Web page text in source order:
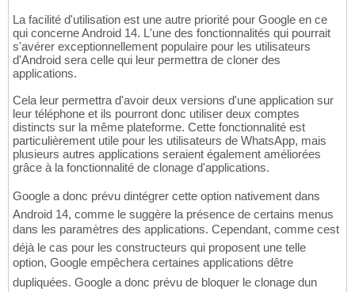
La facilité d'utilisation est une autre priorité pour Google en ce
qui concerne Android 14. L'une des fonctionnalités qui pourrait
s'avérer exceptionnellement populaire pour les utilisateurs
d'Android sera celle qui leur permettra de cloner des
applications.
Cela leur permettra d'avoir deux versions d'une application sur
leur téléphone et ils pourront donc utiliser deux comptes
distincts sur la même plateforme. Cette fonctionnalité est
particulièrement utile pour les utilisateurs de WhatsApp, mais
plusieurs autres applications seraient également améliorées
grâce à la fonctionnalité de clonage d'applications.
Google a donc prévu dintégrer cette option nativement dans
Android 14, comme le suggère la présence de certains menus
dans les paramètres des applications. Cependant, comme cest
déjà le cas pour les constructeurs qui proposent une telle
option, Google empêchera certaines applications dêtre
dupliquées. Google a donc prévu de bloquer le clonage dun